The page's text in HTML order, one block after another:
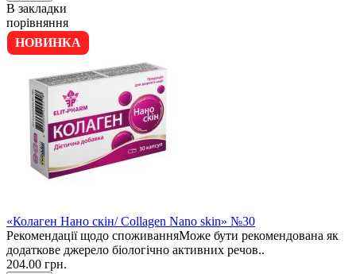
В закладки
порівняння
НОВИНКА
«Колаген Нано скін/ Collagen Nano skin» №30
Рекомендації щодо споживанняМоже бути рекомендована як
додаткове джерело біологічно активних речов..
204.00 грн.